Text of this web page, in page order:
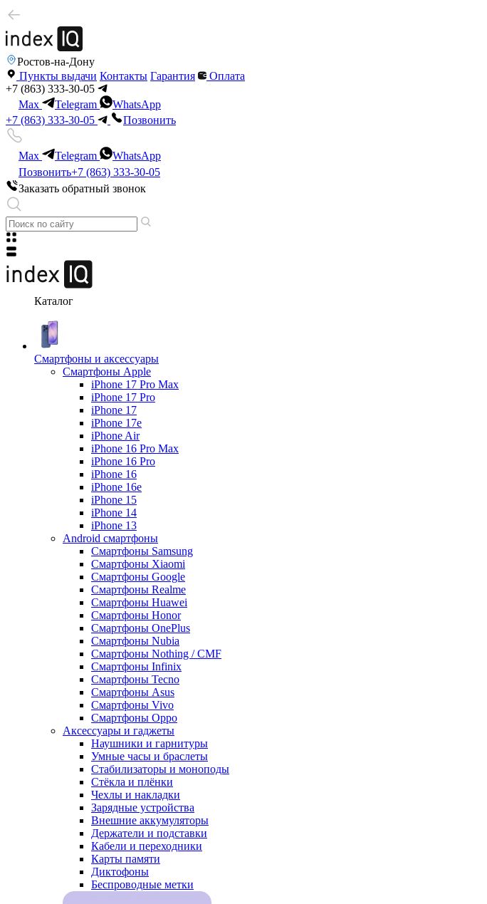
Ростов-на-Дону
Пункты выдачи Контакты Гарантия
Оплата
+7 (863) 333-30-05
Max
Telegram
WhatsApp
+7 (863) 333-30-05
Позвонить
Max Telegram
WhatsApp
Позвонить+7 (863) 333-30-05
Заказать обратный звонок
Каталог
Смартфоны и аксессуары
Смартфоны Apple
iPhone 17 Pro Max
iPhone 17 Pro
iPhone 17
iPhone 17e
iPhone Air
iPhone 16 Pro Max
iPhone 16 Pro
iPhone 16
iPhone 16e
iPhone 15
iPhone 14
iPhone 13
Android cмартфоны
Смартфоны Samsung
Смартфоны Xiaomi
Смартфоны Google
Смартфоны Realme
Смартфоны Huawei
Смартфоны Honor
Смартфоны OnePlus
Смартфоны Nubia
Смартфоны Nothing / CMF
Смартфоны Infinix
Смартфоны Tecno
Смартфоны Asus
Смартфоны Vivo
Смартфоны Oppo
Аксессуары и гаджеты
Наушники и гарнитуры
Умные часы и браслеты
Стабилизаторы и моноподы
Стёкла и плёнки
Чехлы и накладки
Зарядные устройства
Внешние аккумуляторы
Держатели и подставки
Кабели и переходники
Карты памяти
Диктофоны
Беспроводные метки